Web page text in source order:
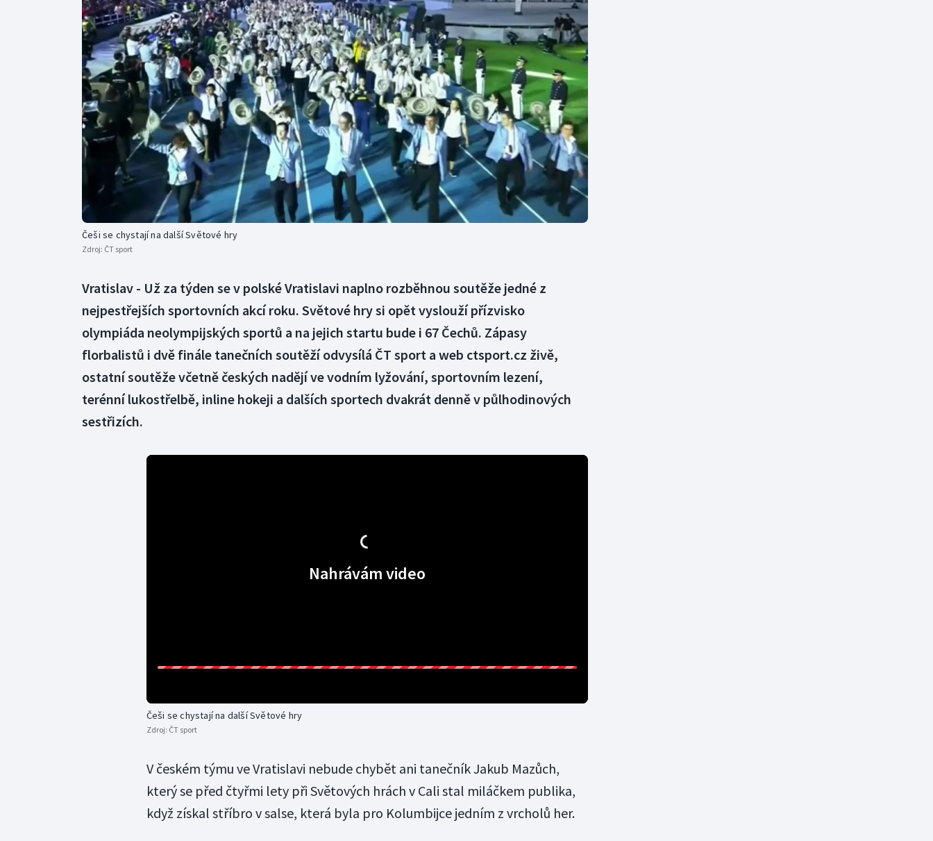
Curling
Dostihy
Florbal
Futsal
Golf
Gymnastika
Moderní pětiboj
Motorsport
Olympijské hry
Parasport
Plavání
Plážový volejbal
Triatlon
Veslování
Vodní slalom
Volejbal
Ostatní
Češi se chystají na další Světové hry
Zdroj: ČT sport
Vratislav - Už za týden se v polské Vratislavi naplno rozběhnou soutěže jedné z
nejpestřejších sportovních akcí roku. Světové hry si opět vyslouží přízvisko
olympiáda neolympijských sportů a na jejich startu bude i 67 Čechů. Zápasy
florbalistů i dvě finále tanečních soutěží odvysílá ČT sport a web ctsport.cz živě,
ostatní soutěže včetně českých nadějí ve vodním lyžování, sportovním lezení,
terénní lukostřelbě, inline hokeji a dalších sportech dvakrát denně v půlhodinových
sestřizích.
Nahrávám video
Češi se chystají na další Světové hry
Zdroj: ČT sport
V českém týmu ve Vratislavi nebude chybět ani tanečník Jakub Mazůch,
který se před čtyřmi lety při Světových hrách v Cali stal miláčkem publika,
když získal stříbro v salse, která byla pro Kolumbijce jedním z vrcholů her.